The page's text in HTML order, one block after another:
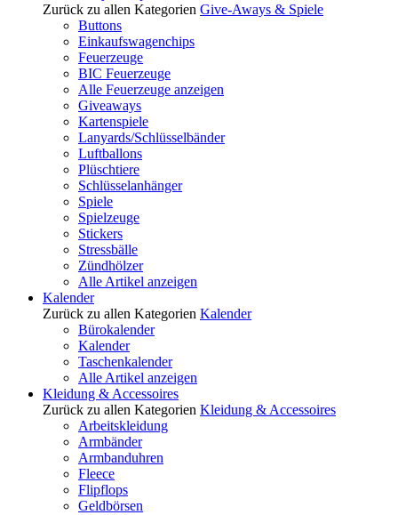
Zurück zu allen Kategorien Give-Aways & Spiele
Buttons
Einkaufswagenchips
Feuerzeuge
BIC Feuerzeuge
Alle Feuerzeuge anzeigen
Giveaways
Kartenspiele
Lanyards/Schlüsselbänder
Luftballons
Plüschtiere
Schlüsselanhänger
Spiele
Spielzeuge
Stickers
Stressbälle
Zündhölzer
Alle Artikel anzeigen
Kalender
Zurück zu allen Kategorien Kalender
Bürokalender
Kalender
Taschenkalender
Alle Artikel anzeigen
Kleidung & Accessoires
Zurück zu allen Kategorien Kleidung & Accessoires
Arbeitskleidung
Armbänder
Armbanduhren
Fleece
Flipflops
Geldbörsen